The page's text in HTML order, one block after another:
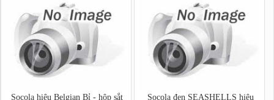
Socola hiệu Belgian Bỉ - hộp sắt Socola đen SEASHELLS hiệu